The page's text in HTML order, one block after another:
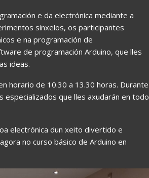
e da electrónica mediante a
sinxelos, os participantes
e na programación de
de programación Arduino, que lles
ideas.
horario de 10.30 a 13.30 horas. Durante
que lles axudarán en todo
electrónica dun xeito divertido e
no curso básico de Arduino en